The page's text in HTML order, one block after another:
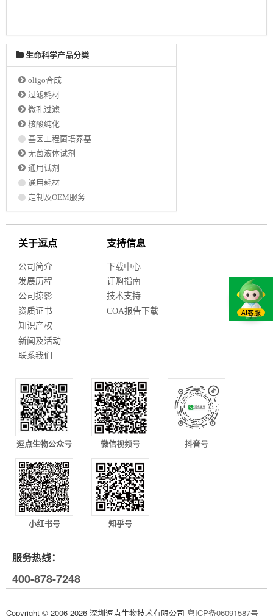
生命科学产品分类
oligo合成
过滤耗材
微孔过滤
核酸纯化
基因工程菌培养基
无菌液体试剂
通用试剂
通用耗材
定制及OEM服务
关于逗点
公司简介
发展历程
公司掠影
资质证书
知识产权
新闻及活动
联系我们
支持信息
下载中心
订购指南
技术支持
COA报告下载
逗点生物公众号 微信视频号 抖音号
小红书号 知乎号
服务热线：
400-878-7248
Copyright © 2006-2026 深圳逗点生物技术有限公司 粤ICP备06091587号